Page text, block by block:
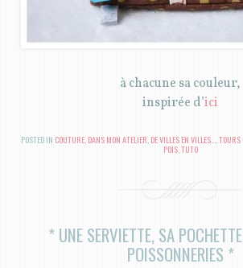
à chacune sa couleur,
inspirée d’ici
POSTED IN COUTURE, DANS MON ATELIER, DE VILLES EN VILLES...,TOURS
POIS,TUTO
* UNE SERVIETTE, SA
POISSONNERIES *